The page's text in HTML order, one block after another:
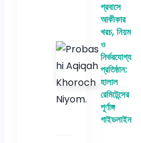
প্রবাসে
আকীকার
খরচ, নিয়ম
ও
নির্ভরযোগ্য
প্রতিষ্ঠান:
হালাল
রেমিটেন্সের
পূর্ণাঙ্গ
গাইডলাইন